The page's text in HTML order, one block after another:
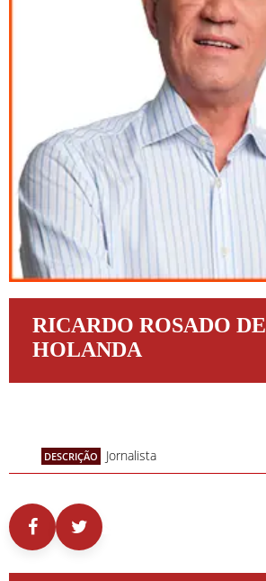
RICARDO ROSADO DE
HOLANDA
DESCRIÇÃO Jornalista